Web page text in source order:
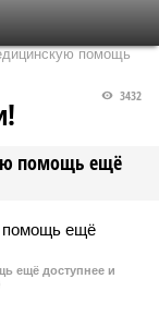
помощь
помощь ещё
3432
ещё доступнее и